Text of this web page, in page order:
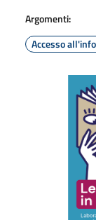
Argomenti:
Accesso